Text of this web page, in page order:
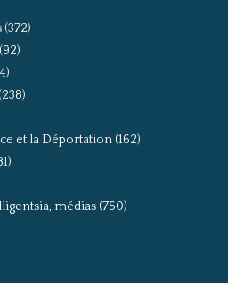
(372)
(92)
(238)
et la Déportation(162)
médias(750)